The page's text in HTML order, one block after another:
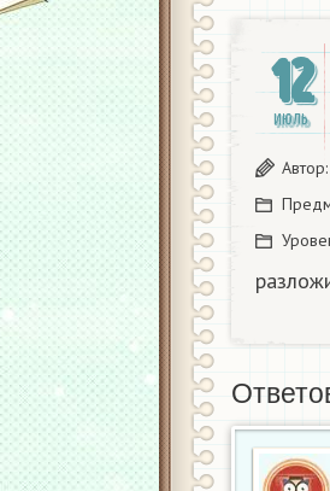
12
ИЮЛЬ
Автор: